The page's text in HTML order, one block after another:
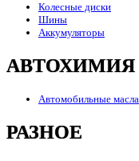
Колесные диски
Шины
Аккумуляторы
АВТОХИМИЯ
Автомобильные масла
РАЗНОЕ